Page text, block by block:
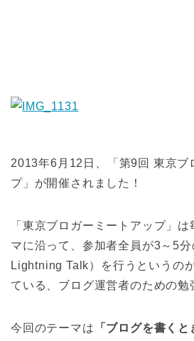
2013年6月12日、「第9回 東京ブ
プ」が開催されました！
「東京ブロガーミートアップ」
マに沿って、参加者全員が3～5分
Lightning Talk）を行うというの
ている、ブログ運営者のための勉
今回のテーマは 「ブログを書く